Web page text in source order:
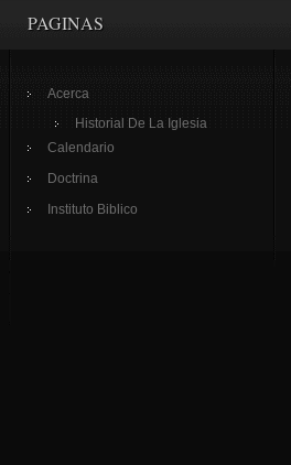
PAGINAS
Acerca
Historial De La Iglesia
Calendario
Doctrina
Instituto Biblico